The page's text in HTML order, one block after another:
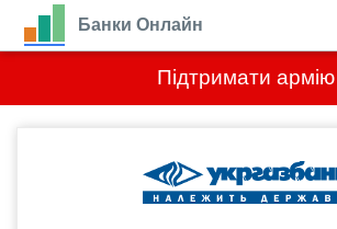
Підтримати армію
Банки Онлайн